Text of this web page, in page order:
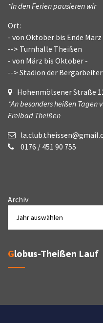
*In den Ferien pausieren wir
Ort:
- von Oktober bis Ende März
--> Turnhalle Theißen
- von März bis Oktober -
--> Stadion der
Hohenmölsener Straße
*An besonders heißen Tagen
Freibad Theißen
0176 / 451 90 755
Archiv
Globus-Theißen Lauf